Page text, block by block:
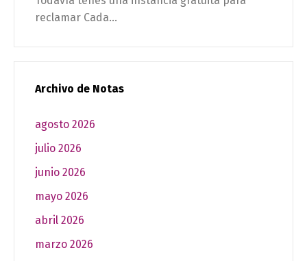
reclamar Cada...
Archivo de Notas
agosto 2026
julio 2026
junio 2026
mayo 2026
abril 2026
marzo 2026